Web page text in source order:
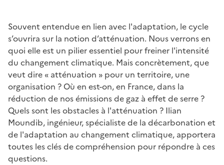
Souvent entendue en lien avec l'adaptation, le cycle
s’ouvrira sur la notion d’atténuation. Nous verrons en
quoi elle est un pilier essentiel pour freiner l'intensité
du changement climatique. Mais concrètement, que
veut dire « atténuation » pour un territoire, une
organisation ? Où en est-on, en France, dans la
réduction de nos émissions de gaz à effet de serre ?
Quels sont les obstacles à l'atténuation ? Ilian
Moundib, ingénieur, spécialiste de la décarbonation et
de l'adaptation au changement climatique, apportera
toutes les clés de compréhension pour répondre à ces
questions.